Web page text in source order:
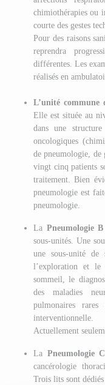
chimiothérapies ou
courte des gestes
Pour des raisons
reprendra
différentes. Les
réalisés en
L’unité commune
Elle est située au
dans une
oncologiques
de pneumologie,
vingt cinq patients
traitement. Bien
pneumologie est
pneumologie.
La Pneumologie B
sous-unités. Une
une sous-unité
l’exploration et le
sommeil, le
des maladies
pulmonaires
interventionnelle.
Actuellement
La Pneumologie C
cancérologie
Trois lits sont